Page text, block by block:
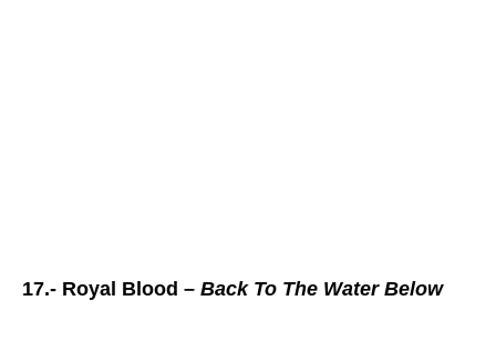
17.- Royal Blood – Back To The Water Below